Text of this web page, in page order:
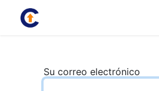
Su correo electrónico